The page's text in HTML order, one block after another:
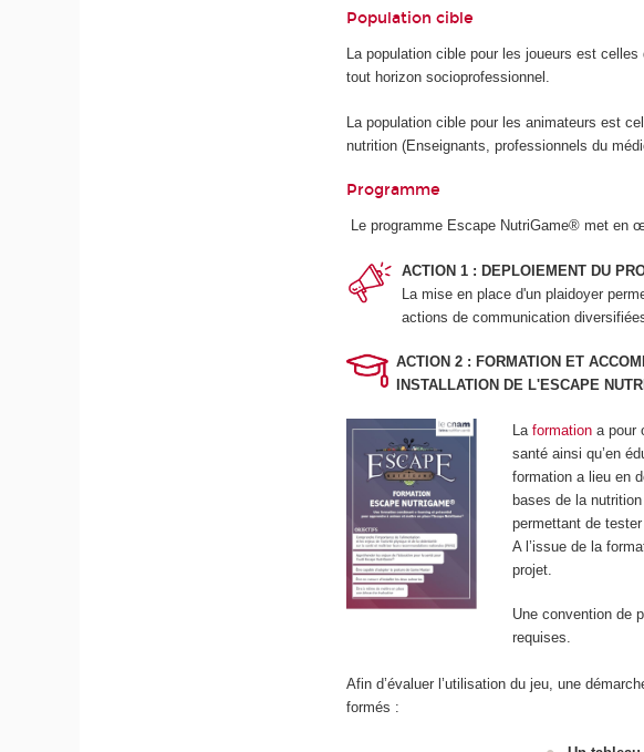
Population cible
La population cible pour les joueurs est celles
tout horizon socioprofessionnel.
La population cible pour les animateurs est
nutrition (Enseignants, professionnels du
Programme
Le programme Escape NutriGame® met en
ACTION 1 : DEPLOIEMENT DU
La mise en place d'un plaidoyer
actions de communication
ACTION 2 : FORMATION ET
INSTALLATION DE L'ESCAPE
Laformationa pour
santé ainsi qu’en
formation a lieu en
bases de la
permettant de tester
A l’issue de la
projet.
Une convention de
requises.
Afin d’évaluer l’utilisation du jeu, une
formés :